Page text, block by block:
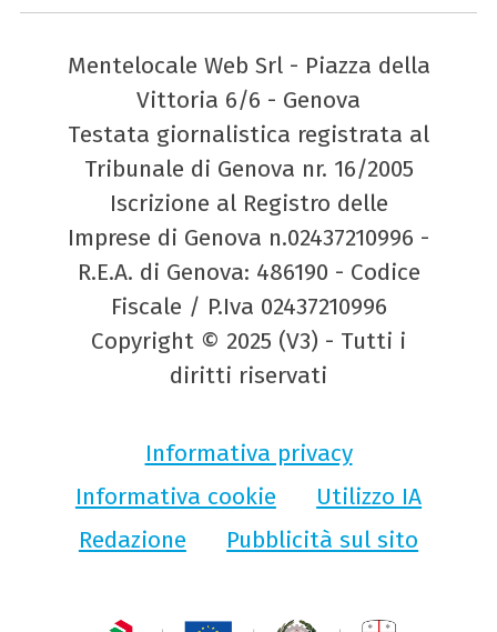
Mentelocale Web Srl - Piazza della
Vittoria 6/6 - Genova
Testata giornalistica registrata al
Tribunale di Genova nr. 16/2005
Iscrizione al Registro delle
Imprese di Genova n.02437210996 -
R.E.A. di Genova: 486190 - Codice
Fiscale / P.Iva 02437210996
Copyright © 2025 (V3) - Tutti i
diritti riservati
Informativa privacy
Informativa cookie
Utilizzo IA
Redazione
Pubblicità sul sito